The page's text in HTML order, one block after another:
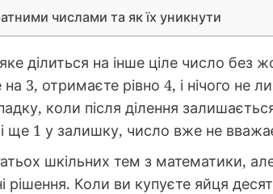
числами та як їх уникнути
ділиться на інше ціле число без
на 3, отримаєте рівно 4, і нічого не
коли після ділення
і ще 1 у залишку, число вже не
шкільних тем з математики,
рішення. Коли ви купуєте яйця